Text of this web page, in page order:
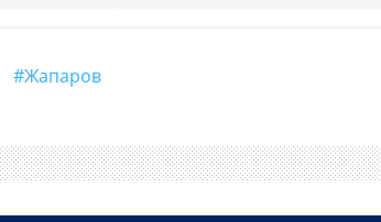
#Жапаров